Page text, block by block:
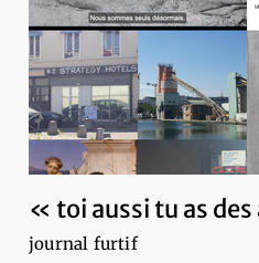
« toi aussi tu as
journal furtif